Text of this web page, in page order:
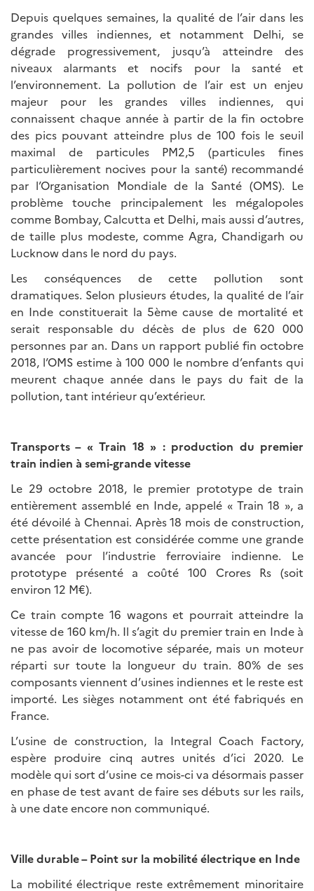
Depuis quelques semaines, la qualité de l’air dans les
grandes villes indiennes, et notamment Delhi, se
dégrade progressivement, jusqu’à atteindre des
niveaux alarmants et nocifs pour la santé et
l’environnement. La pollution de l’air est un enjeu
majeur pour les grandes villes indiennes, qui
connaissent chaque année à partir de la fin octobre
des pics pouvant atteindre plus de 100 fois le seuil
maximal de particules PM2,5 (particules fines
particulièrement nocives pour la santé) recommandé
par l’Organisation Mondiale de la Santé (OMS). Le
problème touche principalement les mégalopoles
comme Bombay, Calcutta et Delhi, mais aussi d’autres,
de taille plus modeste, comme Agra, Chandigarh ou
Lucknow dans le nord du pays.
Les conséquences de cette pollution sont
dramatiques. Selon plusieurs études, la qualité de l’air
en Inde constituerait la 5ème cause de mortalité et
serait responsable du décès de plus de 620 000
personnes par an. Dans un rapport publié fin octobre
2018, l’OMS estime à 100 000 le nombre d’enfants qui
meurent chaque année dans le pays du fait de la
pollution, tant intérieur qu’extérieur.
Transports – « Train 18 » : production du premier
train indien à semi-grande vitesse
Le 29 octobre 2018, le premier prototype de train
entièrement assemblé en Inde, appelé « Train 18 », a
été dévoilé à Chennai. Après 18 mois de construction,
cette présentation est considérée comme une grande
avancée pour l’industrie ferroviaire indienne. Le
prototype présenté a coûté 100 Crores Rs (soit
environ 12 M€).
Ce train compte 16 wagons et pourrait atteindre la
vitesse de 160 km/h. Il s’agit du premier train en Inde à
ne pas avoir de locomotive séparée, mais un moteur
réparti sur toute la longueur du train. 80% de ses
composants viennent d’usines indiennes et le reste est
importé. Les sièges notamment ont été fabriqués en
France.
L’usine de construction, la Integral Coach Factory,
espère produire cinq autres unités d’ici 2020. Le
modèle qui sort d’usine ce mois-ci va désormais passer
en phase de test avant de faire ses débuts sur les rails,
à une date encore non communiqué.
Ville durable – Point sur la mobilité électrique en Inde
La mobilité électrique reste extrêmement minoritaire